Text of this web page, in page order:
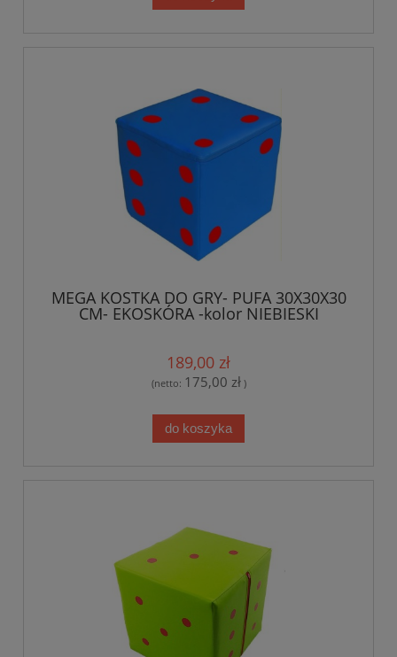
MEGA KOSTKA DO GRY- PUFA 30X30X30
CM- EKOSKÓRA -kolor NIEBIESKI
189,00 zł
(netto: 175,00 zł)
do koszyka